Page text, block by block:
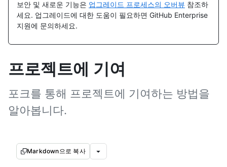
보안 및 새로운 기능은 업그레이드 프로세스의 오버뷰 참조하
세요. 업그레이드에 대한 도움이 필요하면 GitHub Enterprise
지원에 문의하세요.
프로젝트에 기여
포크를 통해 프로젝트에 기여하는 방법을
알아봅니다.
Markdown으로 복사